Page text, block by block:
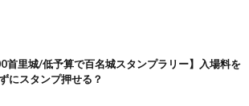
首里城/低予算で百名城スタンプラリー】入場料を
にスタンプ押せる？